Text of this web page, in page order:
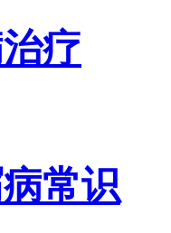
疗
常识